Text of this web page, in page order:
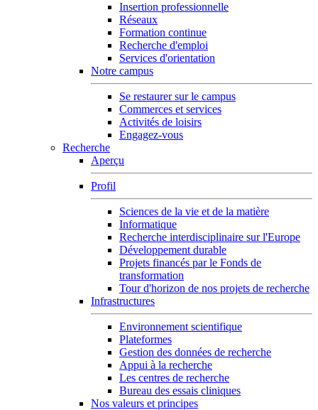
Insertion professionnelle
Réseaux
Formation continue
Recherche d'emploi
Services d'orientation
Notre campus
Se restaurer sur le campus
Commerces et services
Activités de loisirs
Engagez-vous
Recherche
Aperçu
Profil
Sciences de la vie et de la matière
Informatique
Recherche interdisciplinaire sur l'Europe
Développement durable
Projets financés par le Fonds de
transformation
Tour d'horizon de nos projets de recherche
Infrastructures
Environnement scientifique
Plateformes
Gestion des données de recherche
Appui à la recherche
Les centres de recherche
Bureau des essais cliniques
Nos valeurs et principes